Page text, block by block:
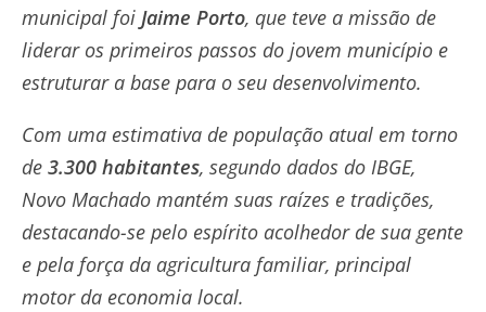
municipal foi Jaime Porto, que teve a missão de
liderar os primeiros passos do jovem município e
estruturar a base para o seu desenvolvimento.
Com uma estimativa de população atual em torno
de 3.300 habitantes, segundo dados do IBGE,
Novo Machado mantém suas raízes e tradições,
destacando-se pelo espírito acolhedor de sua gente
e pela força da agricultura familiar, principal
motor da economia local.